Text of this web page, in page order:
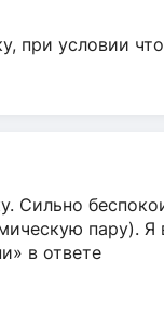
при условии
Сильно
пару). Я
в ответе